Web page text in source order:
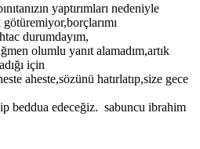
yaptırımları nedeniyle
durumdayım,
olumlu yanıt alamadım,artık
için
aheste,sözünü hatırlatıp,size gece
beddua edeceğiz. sabuncu ibrahim